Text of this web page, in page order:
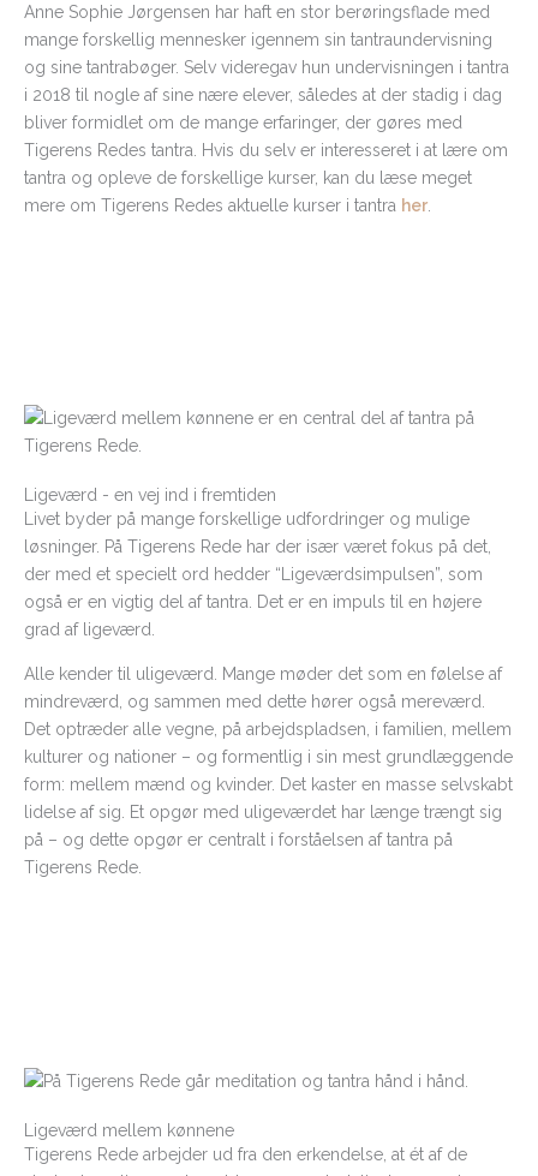
Anne Sophie Jørgensen har haft en stor berøringsflade med
mange forskellig mennesker igennem sin tantraundervisning
og sine tantrabøger. Selv videregav hun undervisningen i tantra
i 2018 til nogle af sine nære elever, således at der stadig i dag
bliver formidlet om de mange erfaringer, der gøres med
Tigerens Redes tantra. Hvis du selv er interesseret i at lære om
tantra og opleve de forskellige kurser, kan du læse meget
mere om Tigerens Redes aktuelle kurser i tantra her
Ligeværd - en vej ind i fremtiden
Livet byder på mange forskellige udfordringer og mulige
løsninger. På Tigerens Rede har der især været fokus på det,
der med et specielt ord hedder “Ligeværdsimpulsen”, som
også er en vigtig del af tantra. Det er en impuls til en højere
grad af ligeværd.
Alle kender til uligeværd. Mange møder det som en følelse af
mindreværd, og sammen med dette hører også mereværd.
Det optræder alle vegne, på arbejdspladsen, i familien, mellem
kulturer og nationer – og formentlig i sin mest grundlæggende
form: mellem mænd og kvinder. Det kaster en masse selvskabt
lidelse af sig. Et opgør med uligeværdet har længe trængt sig
på – og dette opgør er centralt i forståelsen af tantra på
Tigerens Rede.
Ligeværd mellem kønnene
Tigerens Rede arbejder ud fra den erkendelse, at ét af de